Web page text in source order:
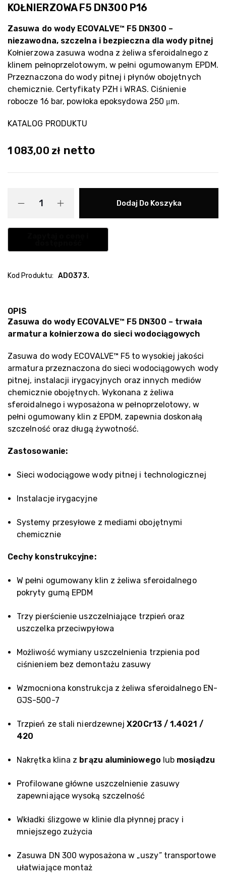
KOŁNIERZOWA F5 DN300 P16
Zasuwa do wody ECOVALVE™ F5 DN300 –
niezawodna, szczelna i bezpieczna dla wody pitnej
Kołnierzowa zasuwa wodna z żeliwa sferoidalnego z
klinem pełnoprzelotowym, w pełni ogumowanym EPDM.
Przeznaczona do wody pitnej i płynów obojętnych
chemicznie. Certyfikaty PZH i WRAS. Ciśnienie
robocze 16 bar, powłoka epoksydowa 250 μm.
KATALOG PRODUKTU
1 083,00 zł netto
Dodaj Do Koszyka
Kod Produktu: AD0373.
OPIS
Zasuwa do wody ECOVALVE™ F5 DN300 – trwała
armatura kołnierzowa do sieci wodociągowych
Zasuwa do wody ECOVALVE™ F5 to wysokiej jakości
armatura przeznaczona do sieci wodociągowych wody
pitnej, instalacji irygacyjnych oraz innych mediów
chemicznie obojętnych. Wykonana z żeliwa
sferoidalnego i wyposażona w pełnoprzelotowy, w
pełni ogumowany klin z EPDM, zapewnia doskonałą
szczelność oraz długą żywotność.
Zastosowanie:
Sieci wodociągowe wody pitnej i technologicznej
Instalacje irygacyjne
Systemy przesyłowe z mediami obojętnymi
chemicznie
Cechy konstrukcyjne:
W pełni ogumowany klin z żeliwa sferoidalnego
pokryty gumą EPDM
Trzy pierścienie uszczelniające trzpień oraz
uszczelka przeciwpyłowa
Możliwość wymiany uszczelnienia trzpienia pod
ciśnieniem bez demontażu zasuwy
Wzmocniona konstrukcja z żeliwa sferoidalnego EN-
GJS-500-7
Trzpień ze stali nierdzewnejX20Cr13 / 1.4021 /
420
Nakrętka klina z brązu aluminiowego lub mosiądzu
Profilowane główne uszczelnienie zasuwy
zapewniające wysoką szczelność
Wkładki ślizgowe w klinie dla płynnej pracy i
mniejszego zużycia
Zasuwa DN 300 wyposażona w „uszy” transportowe
ułatwiające montaż